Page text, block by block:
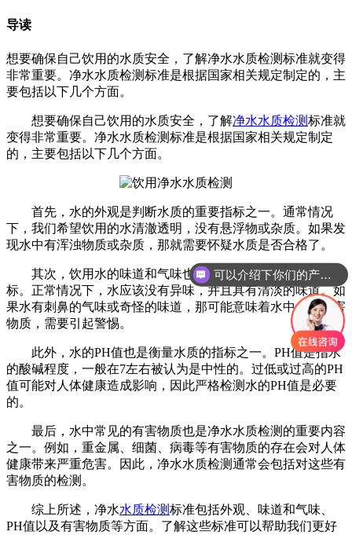
导读
想要确保自己饮用的水质安全，了解净水水质检测标准就变得
非常重要。净水水质检测标准是根据国家相关规定制定的，主
要包括以下几个方面。
想要确保自己饮用的水质安全，了解净水水质检测标准就
变得非常重要。净水水质检测标准是根据国家相关规定制定
的，主要包括以下几个方面。
首先，水的外观是判断水质的重要指标之一。通常情况
下，我们希望饮用的水清澈透明，没有悬浮物或杂质。如果发
现水中有浑浊物质或杂质，那就需要怀疑水质是否合格了。
其次，饮用水的味道和气味也是评价水质的重要参考指
标。正常情况下，水应该没有异味，并且具有清淡的味道。如
果水有刺鼻的气味或奇怪的味道，那可能意味着水中含有有害
物质，需要引起警惕。
此外，水的PH值也是衡量水质的指标之一。PH值是指水
的酸碱程度，一般在7左右被认为是中性的。过低或过高的PH
值可能对人体健康造成影响，因此严格检测水的PH值是必要
的。
最后，水中常见的有害物质也是净水水质检测的重要内容
之一。例如，重金属、细菌、病毒等有害物质的存在会对人体
健康带来严重危害。因此，净水水质检测通常会包括对这些有
害物质的检测。
综上所述，净水水质检测标准包括外观、味道和气味、
PH值以及有害物质等方面。了解这些标准可以帮助我们更好
可以介绍下你们的产品么